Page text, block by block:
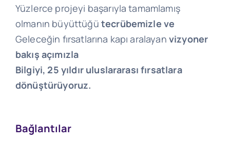
Yüzlerce projeyi başarıyla tamamlamış
olmanın büyüttüğü tecrübemizle ve
Geleceğin fırsatlarına kapı aralayan vizyoner
bakış açımızla
Bilgiyi, 25 yıldır uluslararası fırsatlara
dönüştürüyoruz.
Bağlantılar